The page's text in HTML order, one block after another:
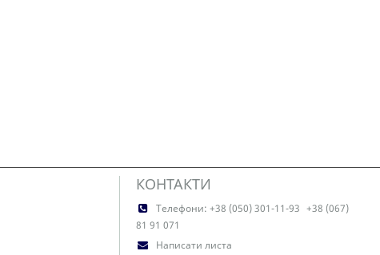
КОНТАКТИ
Телефони: +38 (050) 301-11-93 +38 (067)
81 91 071
Написати листа